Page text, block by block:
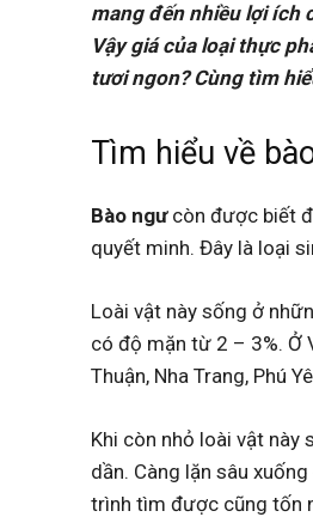
mang đến nhiều lợi ích
Vậy giá của loại thực
tươi ngon? Cùng tìm
Tìm hiểu về
Bào ngưcòn được biết
quyết minh. Đây là loại
Loài vật này sống ở
có độ mặn từ 2 – 3%. Ở
Thuận, Nha Trang, Phú
Khi còn nhỏ loài vật này
dần. Càng lặn sâu
trình tìm được cũng tốn